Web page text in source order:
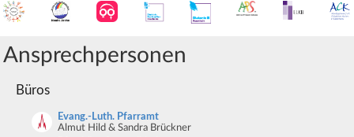
Ansprechpersonen
Büros
Evang.-Luth. Pfarramt
Almut Hild & Sandra Brückner